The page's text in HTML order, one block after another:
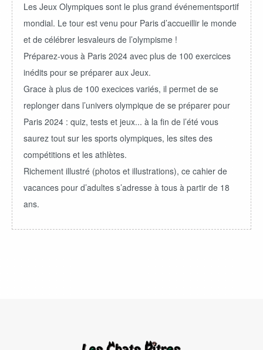
Les Jeux Olympiques sont le plus grand événementsportif
mondial. Le tour est venu pour Paris d’accueillir le monde
et de célébrer lesvaleurs de l’olympisme !
Préparez-vous à Paris 2024 avec plus de 100 exercices
inédits pour se préparer aux Jeux.
Grace à plus de 100 execices variés, il permet de se
replonger dans l’univers olympique de se préparer pour
Paris 2024 : quiz, tests et jeux... à la fin de l’été vous
saurez tout sur les sports olympiques, les sites des
compétitions et les athlètes.
Richement illustré (photos et illustrations), ce cahier de
vacances pour d’adultes s’adresse à tous à partir de 18
ans.